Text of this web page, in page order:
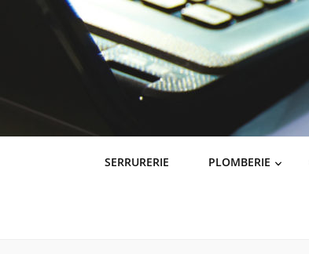
SERRURERIE PLOMBERIE